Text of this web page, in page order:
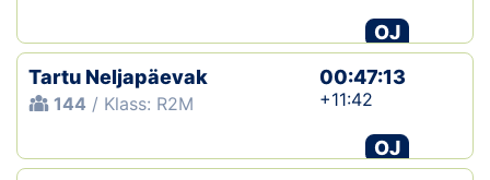
OJ
Tartu Neljapäevak
144 / Klass: R2M
00:47:13
+11:42
OJ